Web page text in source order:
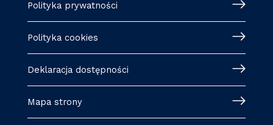
Polityka prywatności
Polityka cookies
Deklaracja dostępności
Mapa strony